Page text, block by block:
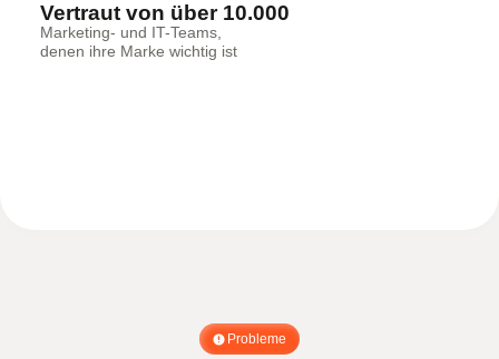
Vertraut von über 10.000
Marketing- und IT-Teams,
denen ihre Marke wichtig ist
Probleme